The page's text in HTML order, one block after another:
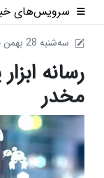
سرویس‌های
1404 سه‌شنبه 28 بهمن
رسانه
مخدر